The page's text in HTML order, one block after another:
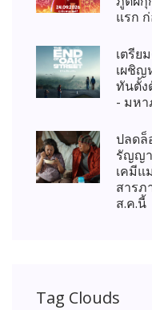
แรก
เตรีย
เผชิญ
ทันตั้ง
- มห
ปลดล็
รัญญา
เคมีแ
สารภ
ส.ค.นี้
Tag Clouds